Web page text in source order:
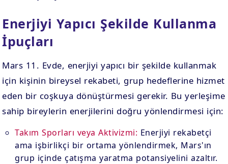
Enerjiyi Yapıcı Şekilde Kullanma
İpuçları
Mars 11. Evde, enerjiyi yapıcı bir şekilde kullanmak
için kişinin bireysel rekabeti, grup hedeflerine hizmet
eden bir coşkuya dönüştürmesi gerekir. Bu yerleşime
sahip bireylerin enerjilerini doğru yönlendirmesi için:
Takım Sporları veya Aktivizmi: Enerjiyi rekabetçi
ama işbirlikçi bir ortama yönlendirmek, Mars'ın
grup içinde çatışma yaratma potansiyelini azaltır.